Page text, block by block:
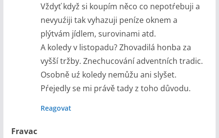
Vždyť když si koupím něco co nepotŕebuji a
nevyuźiji tak vyhazuji peníze oknem a
plýtvám jídlem, surovinami atd.
A koledy v listopadu? Zhovadilá honba za
vyšší tržby. Znechucování adventních tradic.
Osobně uź koledy nemůžu ani slyšet.
Pŕejedly se mi právě tady z toho důvodu.
Reagovat
Fravac